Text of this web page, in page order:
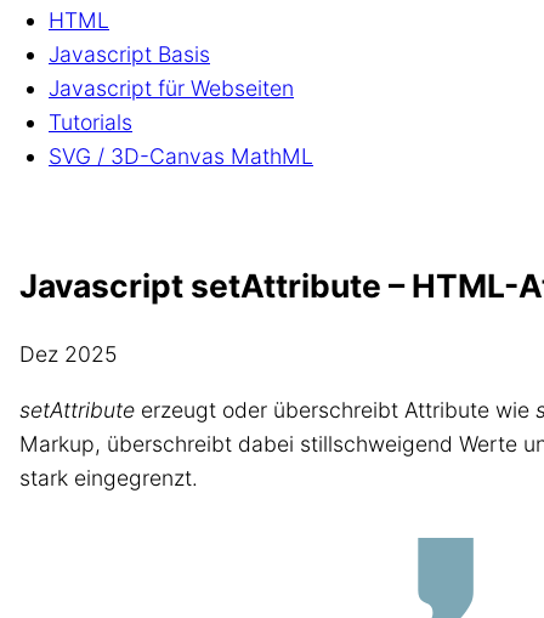
HTML
Javascript Basis
Javascript für Webseiten
Tutorials
SVG / 3D-Canvas MathML
Javascript setAttribute – HTML-
Dez 2025
setAttribute erzeugt oder überschreibt Attribute wie
Markup, überschreibt dabei stillschweigend Werte
stark eingegrenzt.